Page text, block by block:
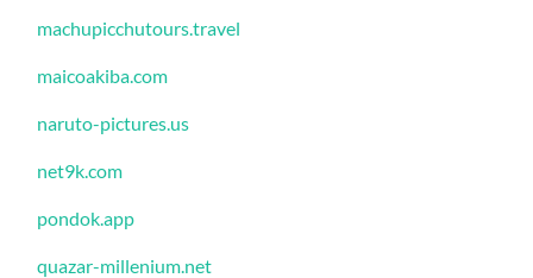
machupicchutours.travel
maicoakiba.com
naruto-pictures.us
net9k.com
pondok.app
quazar-millenium.net